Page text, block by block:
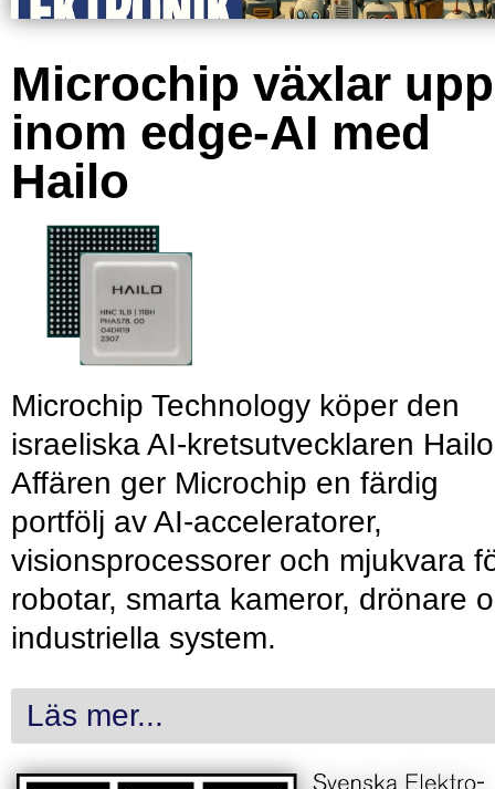
Microchip växlar upp
inom edge-AI med
Hailo
Microchip Technology köper den
israeliska AI-kretsutvecklaren
Affären ger Microchip en färdig
portfölj av AI-acceleratorer,
visionsprocessorer och mjukvara
robotar, smarta kameror, drönare
industriella system.
Läs mer...